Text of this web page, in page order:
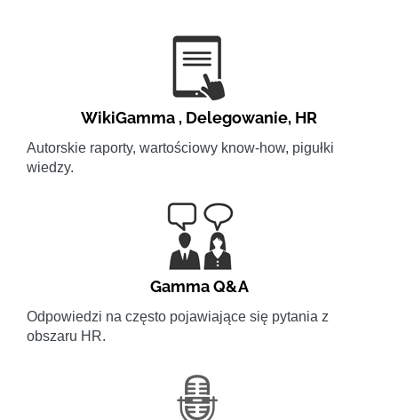
WikiGamma , Delegowanie, HR
Autorskie raporty, wartościowy know-how, pigułki
wiedzy.
Gamma Q&A
Odpowiedzi na często pojawiające się pytania z
obszaru HR.